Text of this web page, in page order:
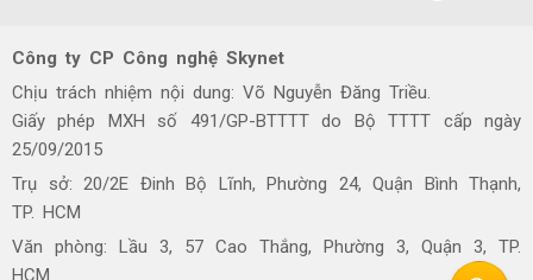
Công ty CP Công nghệ Skynet
Chịu trách nhiệm nội dung: Võ Nguyễn Đăng Triều.
Giấy phép MXH số 491/GP-BTTTT do Bộ TTTT cấp ngày
25/09/2015
Trụ sở: 20/2E Đinh Bộ Lĩnh, Phường 24, Quận Bình Thạnh,
TP. HCM
Văn phòng: Lầu 3, 57 Cao Thắng, Phường 3, Quận 3, TP.
HCM